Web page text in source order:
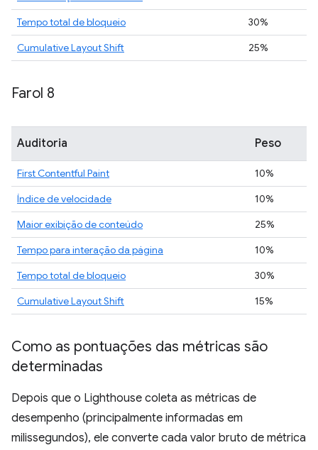
Tempo total de bloqueio
30%
Cumulative Layout Shift
25%
Farol 8
Auditoria Peso
First Contentful Paint
10%
Índice de velocidade
10%
Maior exibição de conteúdo
25%
Tempo para interação da página
10%
Tempo total de bloqueio
30%
Cumulative Layout Shift
15%
Como as pontuações das métricas são
determinadas
Depois que o Lighthouse coleta as métricas de
desempenho (principalmente informadas em
milissegundos), ele converte cada valor bruto de métrica